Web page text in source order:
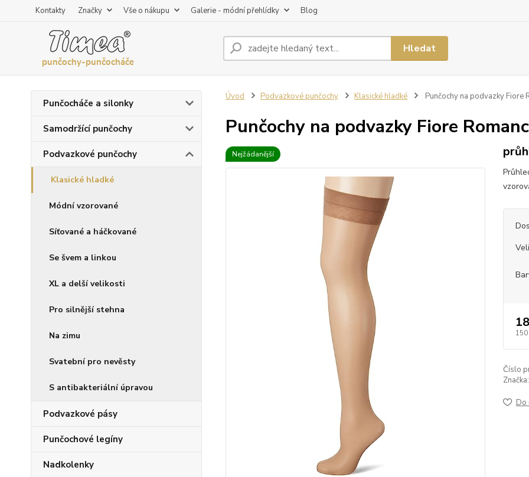
Kontakty Značky Vše o nákupu Galerie - módní přehlídky Blog
Hledat
Punčocháče a silonky
Samodržící punčochy
Podvazkové punčochy
Klasické hladké
Módní vzorované
Síťované a háčkované
Se švem a linkou
XL a delší velikosti
Pro silnější stehna
Na zimu
Svatební pro nevěsty
S antibakteriální úpravou
Podvazkové pásy
Punčochové legíny
Nadkolenky
Úvod Podvazkové punčochy Klasické hladké Punčochy na podvazky Fiore
Punčochy na podvazky Fiore
Nejžádanější
150
Číslo
Značka:
Do